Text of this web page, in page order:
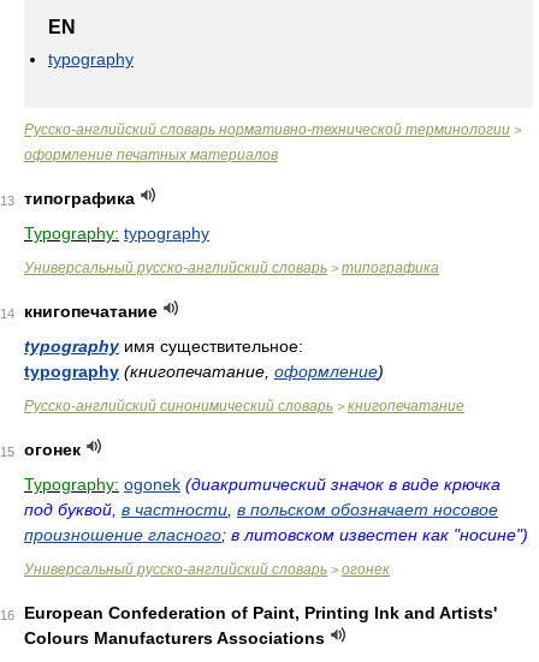
EN
typography
Русско-английский словарь нормативно-технической терминологии >
оформление печатных материалов
13
типографика
Typography: typography
Универсальный русско-английский словарь > типографика
14
книгопечатание
typography имя существительное:
typography (книгопечатание, оформление)
Русско-английский синонимический словарь > книгопечатание
15
огонeк
Typography: ogonek (диакритический значок в виде крючка
под буквой, в частности в польском обозначает носовое
произношение гласного; в литовском известен как "носине")
Универсальный русско-английский словарь > огонeк
16
European Confederation of Paint, Printing Ink and Artists'
Colours Manufacturers Associations